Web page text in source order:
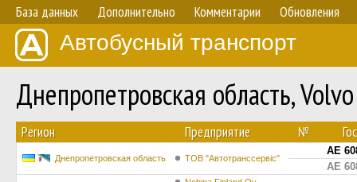
База данных Дополнительно Комментарии Обновления
Автобусный транспорт
Днепропетровская область,
Регион Предприятие №
Днепропетровская область ТОВ "Автотранссервіс"
AE
AE